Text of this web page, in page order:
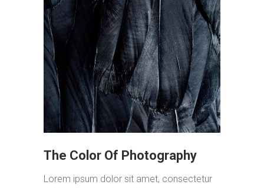
The Color Of Photography
Lorem ipsum dolor sit amet, consectetur